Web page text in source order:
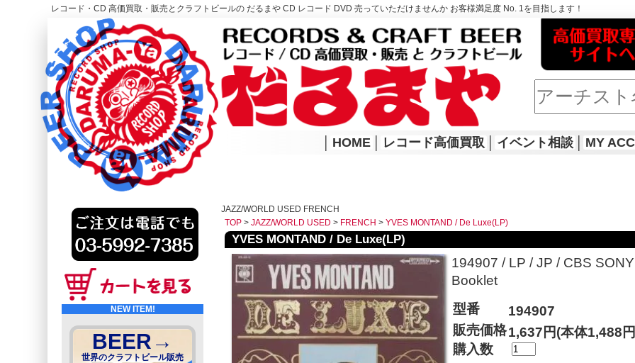
レコード・CD 高価買取・販売とクラフトビールの だるまや CD レコード DVD 売っていただけませんか お客様満足度 No. 1を目指します！
レコード高価買取はこちら
HOME
HOME レコード高価買取 イベント相談 MY
NEW ITEM!
BEER→
世界のクラフトビール販売
JAZZ/WORLD USED FRENCH
TOP > JAZZ/WORLD USED > FRENCH > YVES MONTAND / De Luxe(LP)
YVES MONTAND / De Luxe(LP)
194907 / LP / JP / CBS
Booklet
型番
194907
販売価格1,637円(本体1,488
購入数